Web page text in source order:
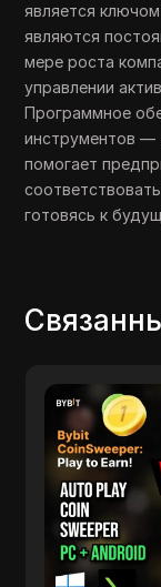
является
являются
мере роста
управлении
Программное
инструментов —
помогает
готовясь к